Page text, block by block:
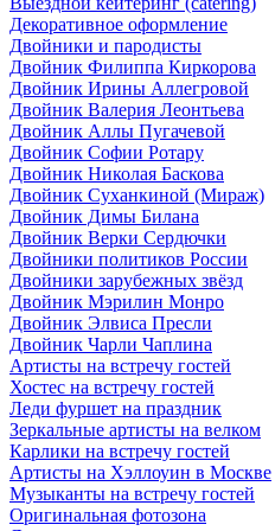
Декоративное оформление
Двойники и пародисты
Двойник Филиппа Киркорова
Двойник Ирины Аллегровой
Двойник Валерия Леонтьева
Двойник Аллы Пугачевой
Двойник Софии Ротару
Двойник Николая Баскова
Двойник Суханкиной (Мираж)
Двойник Димы Билана
Двойник Верки Сердючки
Двойники политиков России
Двойники зарубежных звёзд
Двойник Мэрилин Монро
Двойник Элвиса Пресли
Двойник Чарли Чаплина
Артисты на встречу гостей
Хостес на встречу гостей
Леди фуршет на праздник
Зеркальные артисты на велком
Карлики на встречу гостей
Артисты на Хэллоуин в Москве
Музыканты на встречу гостей
Оригинальная фотозона